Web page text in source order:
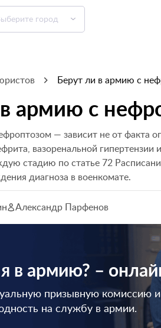
город
Берут ли в армию с
армию с
— зависит не от факта
вазоренальной
стадию по статье 72
диагноза в военкомате.
Александр Парфенов
в армию? –
призывную комиссию и
на службу в армии.